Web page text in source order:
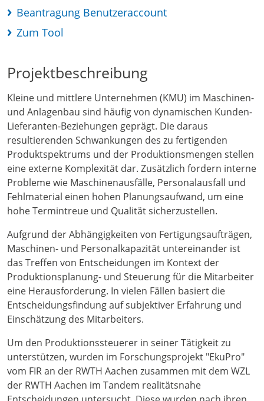
Beantragung Benutzeraccount
Zum Tool
Projektbeschreibung
Kleine und mittlere Unternehmen (KMU) im Maschinen-
und Anlagenbau sind häufig von dynamischen Kunden-
Lieferanten-Beziehungen geprägt. Die daraus
resultierenden Schwankungen des zu fertigenden
Produktspektrums und der Produktionsmengen stellen
eine externe Komplexität dar. Zusätzlich fordern interne
Probleme wie Maschinenausfälle, Personalausfall und
Fehlmaterial einen hohen Planungsaufwand, um eine
hohe Termintreue und Qualität sicherzustellen.
Aufgrund der Abhängigkeiten von Fertigungsaufträgen,
Maschinen- und Personalkapazität untereinander ist
das Treffen von Entscheidungen im Kontext der
Produktionsplanung- und Steuerung für die Mitarbeiter
eine Herausforderung. In vielen Fällen basiert die
Entscheidungsfindung auf subjektiver Erfahrung und
Einschätzung des Mitarbeiters.
Um den Produktionssteuerer in seiner Tätigkeit zu
unterstützen, wurden im Forschungsprojekt "EkuPro"
vom FIR an der RWTH Aachen zusammen mit dem WZL
der RWTH Aachen im Tandem realitätsnahe